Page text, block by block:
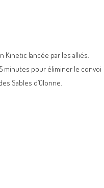
Kinetic lancée par les alliés.
minutes pour éliminer le convoi
Sables d’Olonne.